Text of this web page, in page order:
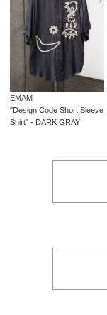
EMAM
"Design Code Short Sleeve
Shirt" - DARK GRAY